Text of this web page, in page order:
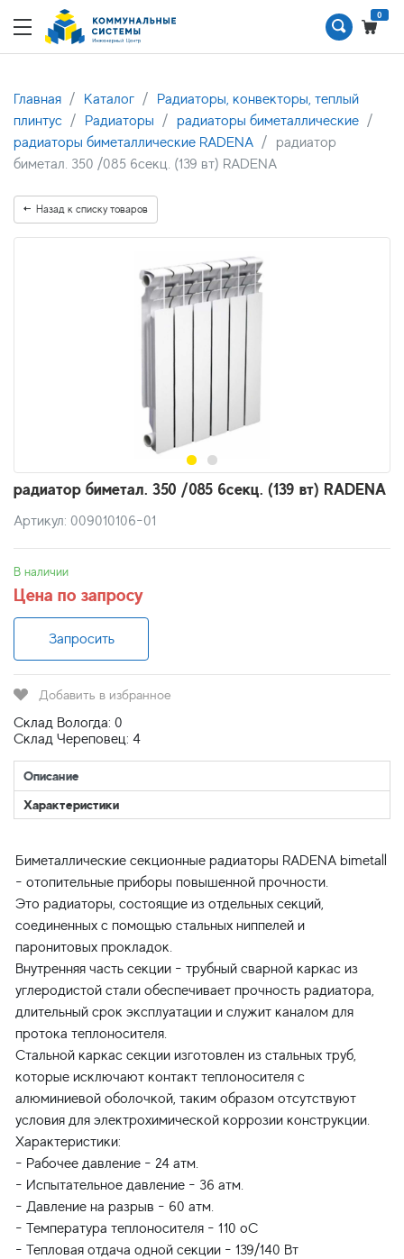
0
Главная Каталог
Радиаторы, конвекторы, теплый
плинтус
Радиаторы
радиаторы биметаллические
радиаторы биметаллические RADENA
радиатор
биметал. 350 /085 6секц. (139 вт) RADENA
Назад к списку товаров
радиатор биметал. 350 /085 6секц. (139 вт) RADENA
Артикул: 009010106-01
В наличии
Цена по запросу
Запросить
Добавить в избранное
Склад Вологда: 0
Склад Череповец: 4
Описание
Характеристики
Биметаллические секционные радиаторы RADENA bimetall
- отопительные приборы повышенной прочности.
Это радиаторы, состоящие из отдельных секций,
соединенных с помощью стальных ниппелей и
паронитовых прокладок.
Внутренняя часть секции - трубный сварной каркас из
углеродистой стали обеспечивает прочность радиатора,
длительный срок эксплуатации и служит каналом для
протока теплоносителя.
Стальной каркас секции изготовлен из стальных труб,
которые исключают контакт теплоносителя с
алюминиевой оболочкой, таким образом отсутствуют
условия для электрохимической коррозии конструкции.
Характеристики:
- Рабочее давление - 24 атм.
- Испытательное давление - 36 атм.
- Давление на разрыв - 60 атм.
- Температура теплоносителя - 110 oC
- Тепловая отдача одной секции - 139/140 Вт